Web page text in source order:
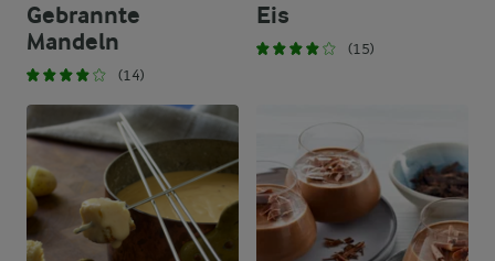
Gebrannte
Mandeln
(14)
Eis
(15)